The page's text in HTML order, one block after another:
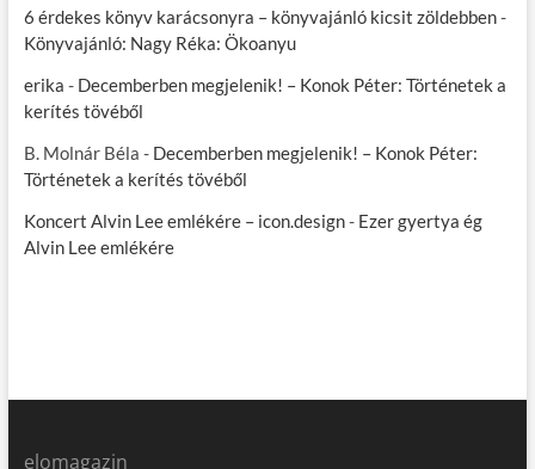
6 érdekes könyv karácsonyra – könyvajánló kicsit zöldebben-
Könyvajánló: Nagy Réka: Ökoanyu
erika - Decemberben megjelenik! – Konok Péter: Történetek a
kerítés tövéből
B. Molnár Béla - Decemberben megjelenik! – Konok Péter:
Történetek a kerítés tövéből
Koncert Alvin Lee emlékére – icon.design- Ezer gyertya ég
Alvin Lee emlékére
elomagazin